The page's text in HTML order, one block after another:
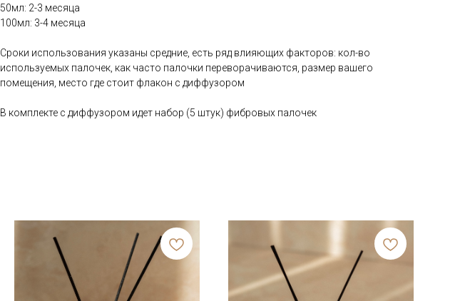
50мл: 2-3 месяца
100мл: 3-4 месяца
Сроки использования указаны средние, есть ряд влияющих факторов: кол-во
используемых палочек, как часто палочки переворачиваются, размер вашего
помещения, место где стоит флакон с диффузором
В комплекте с диффузором идет набор (5 штук) фибровых палочек